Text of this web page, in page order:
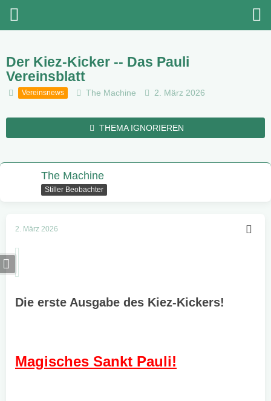
Der Kiez-Kicker -- Das Pauli
Vereinsblatt
Vereinsnews The Machine 2. März 2026
THEMA IGNORIEREN
The Machine
Stiller Beobachter
2. März 2026
Die erste Ausgabe des Kiez-Kickers!
Magisches Sankt Pauli!